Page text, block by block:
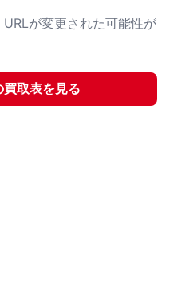
が変更された可能性が
買取表を見る